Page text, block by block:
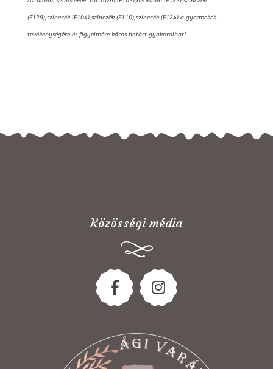
(E129),színezék (E104),színezék (E110),színezék (E124) a gyermekek
tevékenységére és figyelmére káros hatást gyakorolhat!
Közösségi média